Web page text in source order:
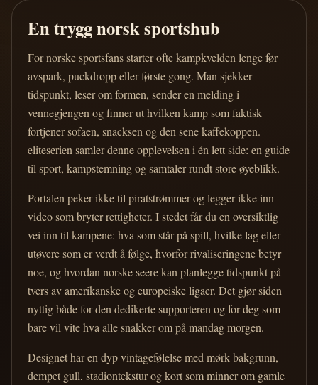
En trygg norsk sportshub
For norske sportsfans starter ofte kampkvelden lenge før
avspark, puckdropp eller første gong. Man sjekker
tidspunkt, leser om formen, sender en melding i
vennegjengen og finner ut hvilken kamp som faktisk
fortjener sofaen, snacksen og den sene kaffekoppen.
eliteserien samler denne opplevelsen i én lett side: en guide
til sport, kampstemning og samtaler rundt store øyeblikk.
Portalen peker ikke til piratstrømmer og legger ikke inn
video som bryter rettigheter. I stedet får du en oversiktlig
vei inn til kampene: hva som står på spill, hvilke lag eller
utøvere som er verdt å følge, hvorfor rivaliseringene betyr
noe, og hvordan norske seere kan planlegge tidspunkt på
tvers av amerikanske og europeiske ligaer. Det gjør siden
nyttig både for den dedikerte supporteren og for deg som
bare vil vite hva alle snakker om på mandag morgen.
Designet har en dyp vintagefølelse med mørk bakgrunn,
dempet gull, stadiontekstur og kort som minner om gamle